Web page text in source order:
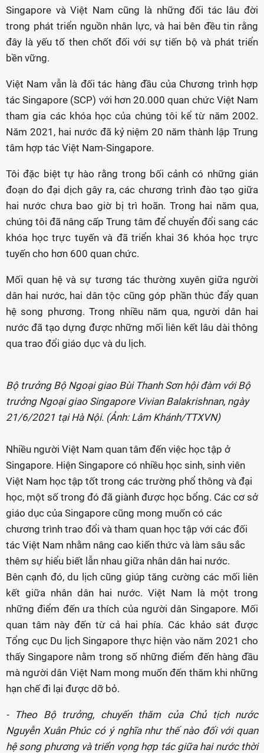
Singapore và Việt Nam cũng là những đối tác lâu đời
trong phát triển nguồn nhân lực, và hai bên đều tin rằng
đây là yếu tố then chốt đối với sự tiến bộ và phát triển
bền vững.
Việt Nam vẫn là đối tác hàng đầu của Chương trình hợp
tác Singapore (SCP) với hơn 20.000 quan chức Việt Nam
tham gia các khóa học của chúng tôi kể từ năm 2002.
Năm 2021, hai nước đã kỷ niệm 20 năm thành lập Trung
tâm hợp tác Việt Nam-Singapore.
Tôi đặc biệt tự hào rằng trong bối cảnh có những gián
đoạn do đại dịch gây ra, các chương trình đào tạo giữa
hai nước chưa bao giờ bị trì hoãn. Trong hai năm qua,
chúng tôi đã nâng cấp Trung tâm để chuyển đổi sang các
khóa học trực tuyến và đã triển khai 36 khóa học trực
tuyến cho hơn 600 quan chức.
Mối quan hệ và sự tương tác thường xuyên giữa người
dân hai nước, hai dân tộc cũng góp phần thúc đẩy quan
hệ song phương. Trong nhiều năm qua, người dân hai
nước đã tạo dựng được những mối liên kết lâu dài thông
qua trao đổi giáo dục và du lịch.
Bộ trưởng Bộ Ngoại giao Bùi Thanh Sơn hội đàm với Bộ
trưởng Ngoại giao Singapore Vivian Balakrishnan, ngày
21/6/2021 tại Hà Nội. (Ảnh: Lâm Khánh/TTXVN)
Nhiều người Việt Nam quan tâm đến việc học tập ở
Singapore. Hiện Singapore có nhiều học sinh, sinh viên
Việt Nam học tập tốt trong các trường phổ thông và đại
học, một số trong đó đã giành được học bổng. Các cơ sở
giáo dục của Singapore cũng mong muốn có các
chương trình trao đổi và tham quan học tập với các đối
tác Việt Nam nhằm nâng cao kiến thức và làm sâu sắc
thêm sự hiểu biết lẫn nhau giữa nhân dân hai nước.
Bên cạnh đó, du lịch cũng giúp tăng cường các mối liên
kết giữa nhân dân hai nước. Việt Nam là một trong
những điểm đến ưa thích của người dân Singapore. Mối
quan tâm này đến từ cả hai phía. Các khảo sát được
Tổng cục Du lịch Singapore thực hiện vào năm 2021 cho
thấy Singapore nằm trong số những điểm đến hàng đầu
mà người dân Việt Nam mong muốn đến thăm khi những
hạn chế đi lại được dỡ bỏ.
- Theo Bộ trưởng, chuyến thăm của Chủ tịch nước
Nguyễn Xuân Phúc có ý nghĩa như thế nào đối với quan
hệ song phương và triển vọng hợp tác giữa hai nước thời